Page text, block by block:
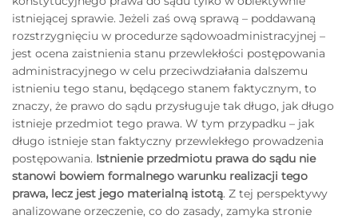
istniejącej sprawie. Jeżeli zaś ową sprawą – poddawaną
rozstrzygnięciu w procedurze sądowoadministracyjnej –
jest ocena zaistnienia stanu przewlekłości postępowania
administracyjnego w celu przeciwdziałania dalszemu
istnieniu tego stanu, będącego stanem faktycznym, to
znaczy, że prawo do sądu przysługuje tak długo, jak długo
istnieje przedmiot tego prawa. W tym przypadku – jak
długo istnieje stan faktyczny przewlekłego prowadzenia
postępowania. Istnienie przedmiotu prawa do sądu nie
stanowi bowiem formalnego warunku realizacji tego
prawa, lecz jest jego materialną istotą. Z tej perspektywy
analizowane orzeczenie, co do zasady, zamyka stronie